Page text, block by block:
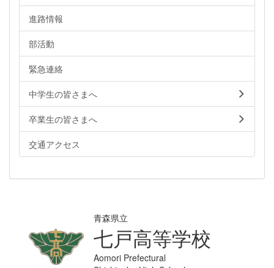
進路情報
部活動
緊急連絡
中学生の皆さまへ
卒業生の皆さまへ
交通アクセス
青森県立
七戸高等学校
Aomori Prefectural